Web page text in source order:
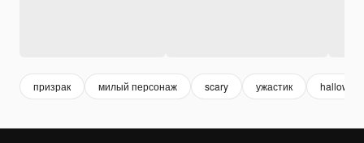
призрак милый персонаж scary ужастик